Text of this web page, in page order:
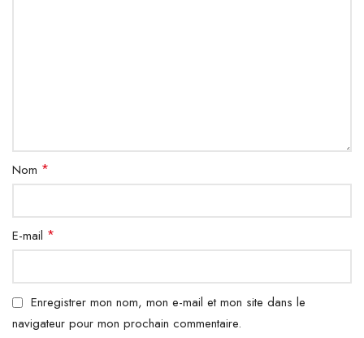
Nom *
E-mail *
Enregistrer mon nom, mon e-mail et mon site dans le
navigateur pour mon prochain commentaire.